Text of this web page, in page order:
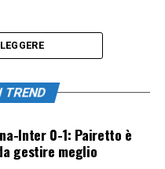
TREND
Inter 0-1: Pairetto è
gestire meglio